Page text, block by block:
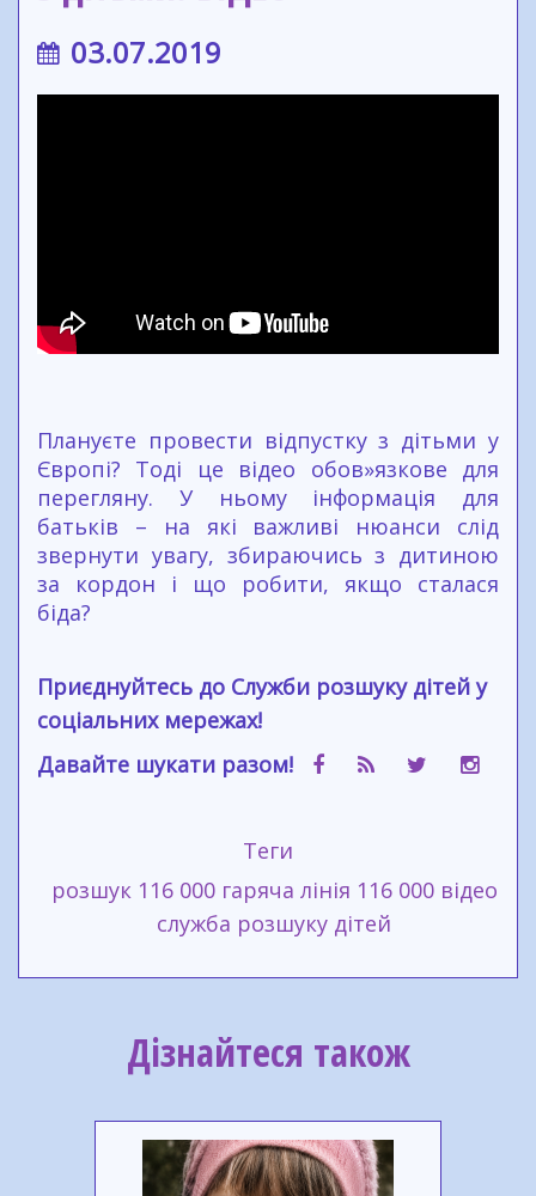
03.07.2019
Плануєте провести відпустку з дітьми у
Європі? Тоді це відео обов»язкове для
перегляну. У ньому інформація для
батьків – на які важливі нюанси слід
звернути увагу, збираючись з дитиною
за кордон і що робити, якщо сталася
біда?
Приєднуйтесь до Служби розшуку дітей у
соціальних мережах!
Давайте шукати разом!
Теги
розшук 116 000 гаряча лінія 116 000 відео
служба розшуку дітей
Дізнайтеся також